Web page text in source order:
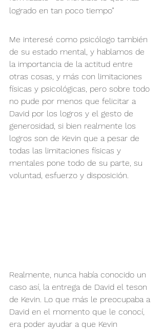
logrado en tan poco tiempo”
Me interesé como psicólogo también
de su estado mental, y hablamos de
la importancia de la actitud entre
otras cosas, y más con limitaciones
físicas y psicológicas, pero sobre todo
no pude por menos que felicitar a
David por los logros y el gesto de
generosidad, si bien realmente los
logros son de Kevin que a pesar de
todas las limitaciones físicas y
mentales pone todo de su parte, su
voluntad, esfuerzo y disposición.
Realmente, nunca había conocido un
caso así, la entrega de David el teson
de Kevin. Lo que más le preocupaba a
David en el momento que le conocí,
era poder ayudar a que Kevin